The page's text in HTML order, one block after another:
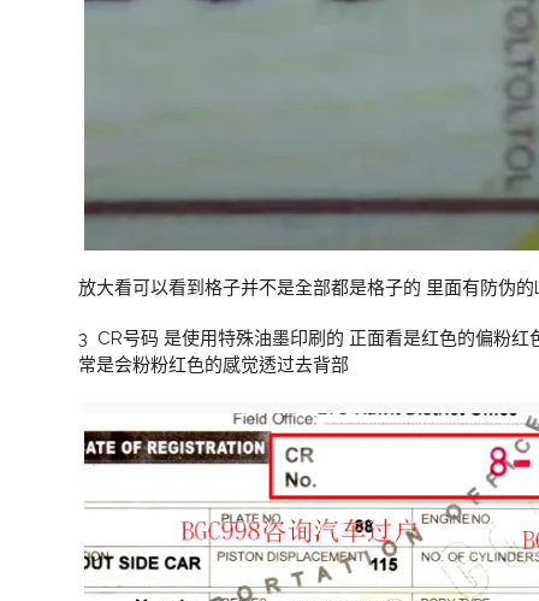
放大看可以看到格子并不是全部都是格子的 里面有防伪的
3 CR号码 是使用特殊油墨印刷的 正面看是红色的偏粉
常是会粉粉红色的感觉透过去背部